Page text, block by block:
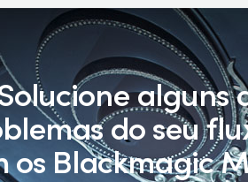
alguns
do seu
os Blackmagic